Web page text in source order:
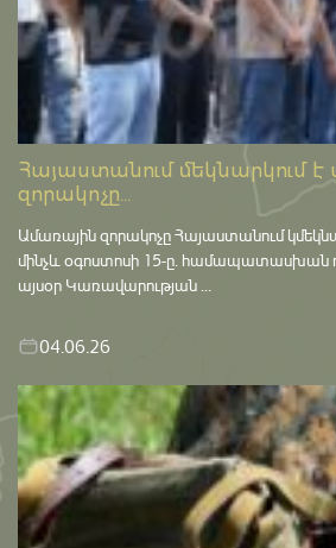
Հայաստանում մեկնարկում
զորակոչը...
Ամառային զորակոչը Հայաստանում
մինչև օգոստոսի 15-ը․ համապատասխան
այսօր Կառավարության ...
04.06.26